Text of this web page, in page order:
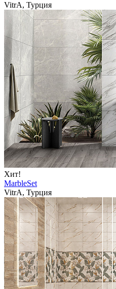
VitrA, Турция
Хит!
MarbleSet
VitrA, Турция